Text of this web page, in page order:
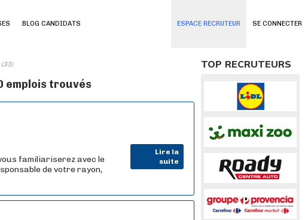
SE CONNECTER
BLOG CANDIDATS ESPACE RECRUTEUR
emplois trouvés
Lire la
suite
familiariserez avec le
de votre rayon,
TOP RECRUTEURS